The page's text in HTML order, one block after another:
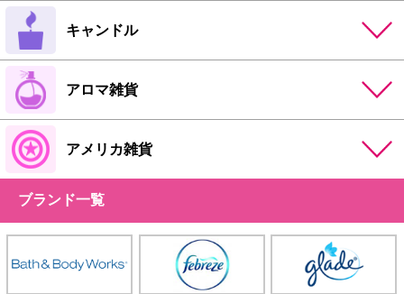
キャンドル
アロマ雑貨
アメリカ雑貨
ブランド一覧